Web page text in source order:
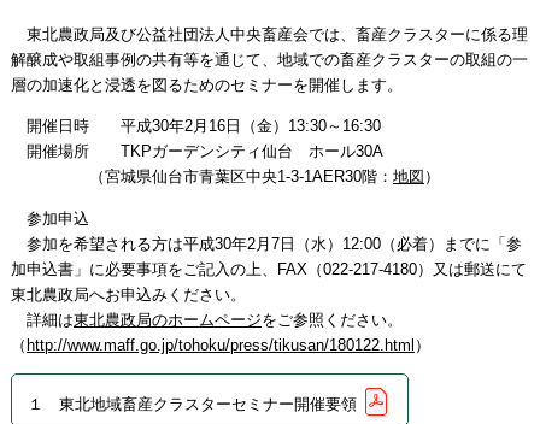
東北農政局及び公益社団法人中央畜産会では、畜産クラスターに係る理
解醸成や取組事例の共有等を通じて、地域での畜産クラスターの取組の一
層の加速化と浸透を図るためのセミナーを開催します。
開催日時 平成30年2月16日（金）13:30～16:30
開催場所 TKPガーデンシティ仙台 ホール30A
（宮城県仙台市青葉区中央1-3-1AER30階： 地図 ）
参加申込
参加を希望される方は平成30年2月7日（水）12:00（必着）までに「参
加申込書」に必要事項をご記入の上、FAX（022-217-4180）又は郵送にて
東北農政局へお申込みください。
詳細は東北農政局のホームページをご参照ください。
（ http://www.maff.go.jp/tohoku/press/tikusan/180122.html ）
１ 東北地域畜産クラスターセミナー開催要領